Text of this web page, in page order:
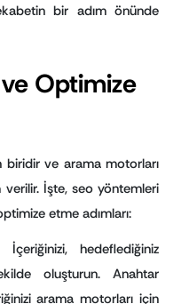
bir adım önünde
Optimize
biridir ve arama motorları
İşte, seo yöntemleri
etme adımları:
İçeriğinizi, hedeflediğiniz
oluşturun. Anahtar
arama motorları için